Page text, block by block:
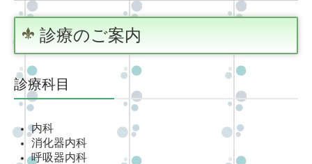
施設・設備のご案内
交通案内
診療のご案内
診療科目
内科
消化器内科
呼吸器内科